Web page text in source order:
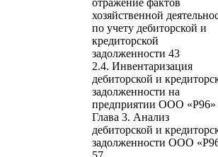
отражение фактов
хозяйственной
по учету дебиторской и
кредиторской
задолженности 43
2.4. Инвентаризация
дебиторской и
задолженности на
предприятии ООО «Р96»
Глава 3. Анализ
дебиторской и
задолженности ООО